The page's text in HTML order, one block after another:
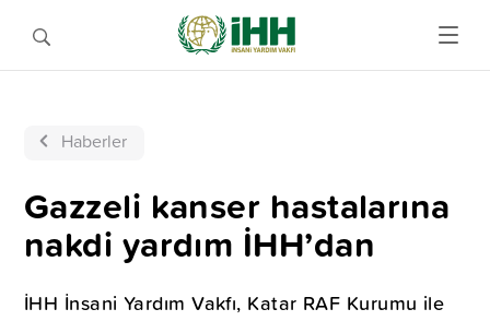
Haberler
Gazzeli kanser hastalarına
nakdi yardım İHH’dan
İHH İnsani Yardım Vakfı, Katar RAF Kurumu ile